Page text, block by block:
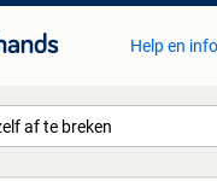
Help en info